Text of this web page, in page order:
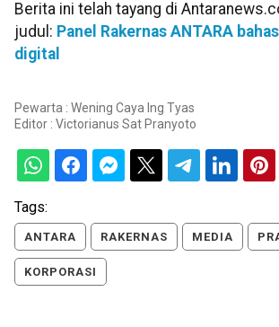
Berita ini telah tayang di
judul: Panel Rakernas ANTARA
digital
Pewarta : Wening Caya Ing Tyas
Editor : Victorianus Sat Pranyoto
Tags:
ANTARA RAKERNAS MEDIA
KORPORASI